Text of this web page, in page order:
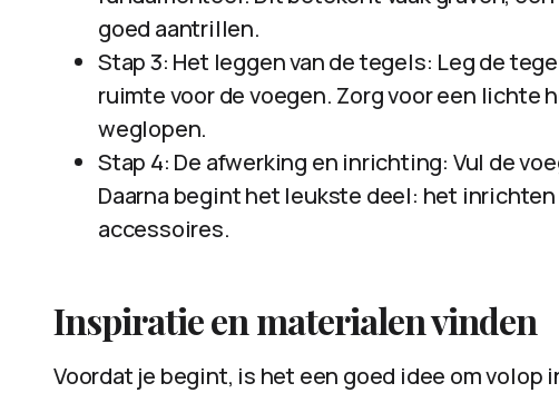
goed aantrillen.
Stap 3: Het leggen van de tegels: Leg de
ruimte voor de voegen. Zorg voor een lichte
weglopen.
Stap 4: De afwerking en inrichting: Vul de
Daarna begint het leukste deel: het
accessoires.
Inspiratie en materialen vinden
Voordat je begint, is het een goed idee om volop